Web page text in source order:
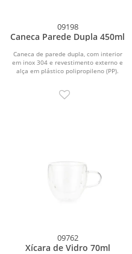
09198
Caneca Parede Dupla 450ml
Caneca de parede dupla, com interior
em inox 304 e revestimento externo e
alça em plástico polipropileno (PP).
09762
Xícara de Vidro 70ml